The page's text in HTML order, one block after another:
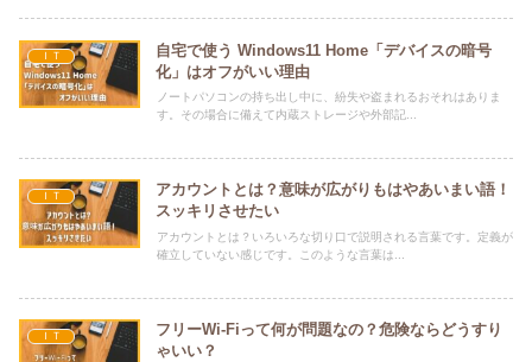
ＩＴ
自宅で使う Windows11 Home「デバイスの暗号
化」はオフがいい理由
ノートパソコンの持ち出し中に、紛失や盗まれるおそれはありま
す。その場合に備えて内蔵ストレージや外部記...
ＩＴ
アカウントとは？意味が広がりもはやあいまい語！
スッキリさせたい
アカウントとは？いろいろな切り口で説明される言葉です。定義が
確立していない感じです。このような言葉は...
ＩＴ
フリーWi-Fiって何が問題なの？危険ならどうすり
ゃいい？